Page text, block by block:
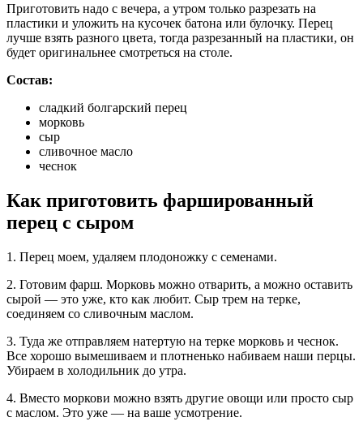
Приготовить надо с вечера, а утром только разрезать на
пластики и уложить на кусочек батона или булочку. Перец
лучше взять разного цвета, тогда разрезанный на пластики, он
будет оригинальнее смотреться на столе.
Состав:
сладкий болгарский перец
морковь
сыр
сливочное масло
чеснок
Как приготовить фаршированный
перец с сыром
1. Перец моем, удаляем плодоножку с семенами.
2. Готовим фарш. Морковь можно отварить, а можно оставить
сырой — это уже, кто как любит. Сыр трем на терке,
соединяем со сливочным маслом.
3. Туда же отправляем натертую на терке морковь и чеснок.
Все хорошо вымешиваем и плотненько набиваем наши перцы.
Убираем в холодильник до утра.
4. Вместо моркови можно взять другие овощи или просто сыр
с маслом. Это уже — на ваше усмотрение.